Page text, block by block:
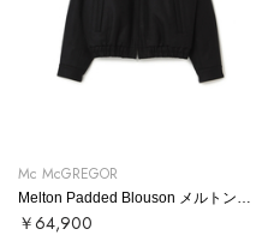
Mc McGREGOR
￥64,900